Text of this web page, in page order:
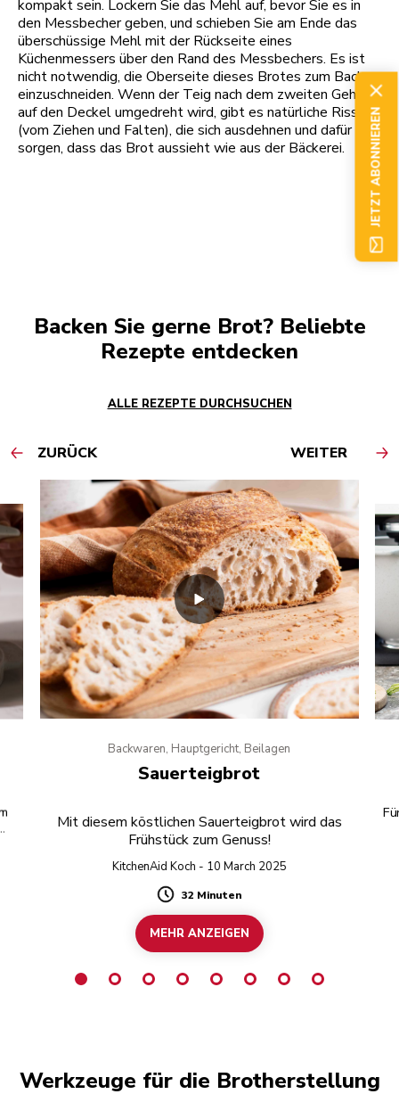
kompakt sein. Lockern Sie das Mehl auf, bevor Sie es in
den Messbecher geben, und schieben Sie am Ende das
überschüssige Mehl mit der Rückseite eines
Küchenmessers über den Rand des Messbechers. Es ist
nicht notwendig, die Oberseite dieses Brotes zum Backen
einzuschneiden. Wenn der Teig nach dem zweiten Gehen
auf den Deckel umgedreht wird, gibt es natürliche Risse
(vom Ziehen und Falten), die sich ausdehnen und dafür
sorgen, dass das Brot aussieht wie aus der Bäckerei.
Backen Sie gerne Brot? Beliebte
Rezepte entdecken
ALLE REZEPTE DURCHSUCHEN
ZURÜCK WEITER
Backwaren, Hauptgericht, Beilagen
Sauerteigbrot
Mit diesem köstlichen Sauerteigbrot wird das
Frühstück zum Genuss!
KitchenAid Koch - 10 March 2025
Duration
32 Minuten
MEHR ANZEIGEN
Werkzeuge für die Brotherstellung
JETZT ABONNIEREN